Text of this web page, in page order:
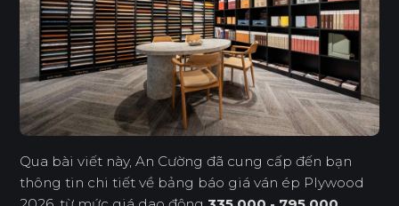
Qua bài viết này, An Cường đã cung cấp đến bạn
thông tin chi tiết về bảng báo giá ván ép Plywood